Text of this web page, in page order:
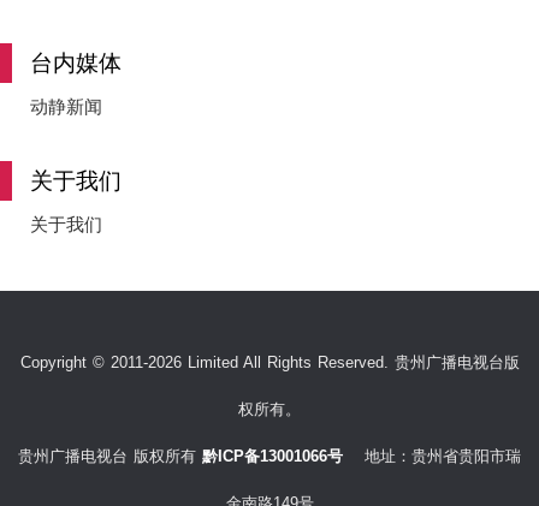
台内媒体
动静新闻
关于我们
关于我们
Copyright © 2011-2026 Limited All Rights Reserved. 贵州广播电视台版
权所有。
贵州广播电视台 版权所有 黔ICP备13001066号 地址：贵州省贵阳市瑞
金南路149号